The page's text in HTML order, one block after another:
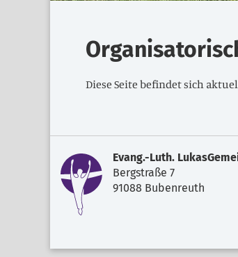
Diese Seite befindet sich
Evang.-Luth.
Bergstraße 7
91088 Bubenreuth